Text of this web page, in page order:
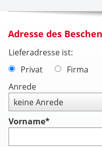
Adresse des
Lieferadresse ist:
Privat
Firma
Anrede
Vorname*